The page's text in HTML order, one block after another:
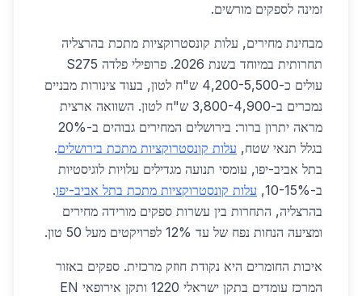
זמינה לספקים מורשים.
מבחינת מחירים, עלות קונסטרוקציות מתכת בהרצליה
תחרותית במיוחד בשנת 2026. פרופילי פלדה S275
עולים כ-4,200-5,500 ש"ח לטון, בעוד צינורות מבניים
נמכרים ב-3,800-4,900 ש"ח לטון. השוואה ארצית
מראה יתרון ברור: בירושלים המחירים גבוהים ב-20%
בגלל תנאי שטח, עלות קונסטרוקציות מתכת בירושלים.
בתל אביב-יפו, עומסי תנועה מגדילים עלויות לוגיסטיות
ב-10-15%,
עלות קונסטרוקציות מתכת בתל אביב-יפו.
בהרצליה, התחרות בין עשרות ספקים מורידה מחירים
ומציעה הנחות נפח של עד 12% לפרויקטים מעל 50 טון.
איכות החומרים היא נקודת חוזק מרכזית. ספקים באזור
המרכז עומדים בתקן ישראלי 1220 ותקן אירופאי EN